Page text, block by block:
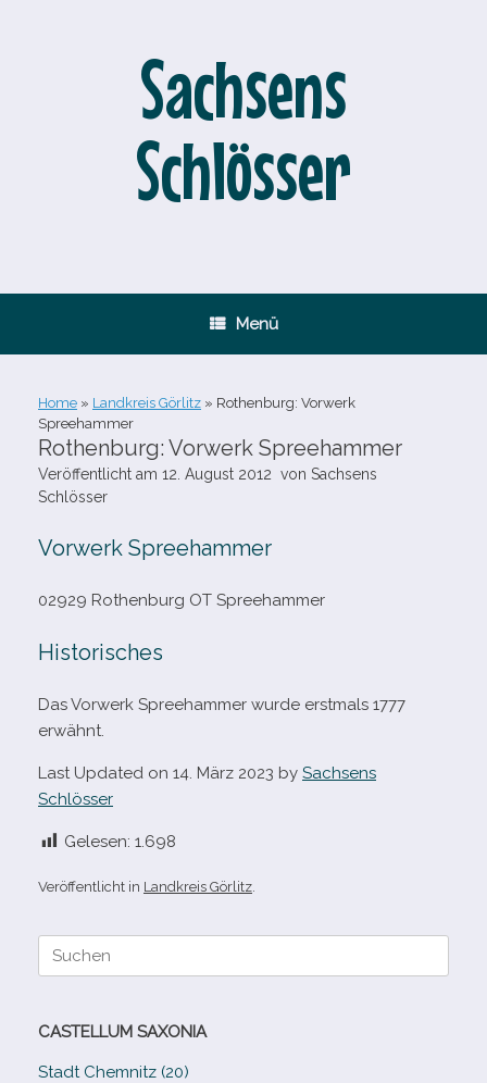
Sachsens
Schlösser
Menü
Home » Landkreis Görlitz » Rothenburg: Vorwerk
Spreehammer
Rothenburg: Vorwerk Spreehammer
Veröffentlicht am 12. August 2012 von Sachsens
Schlösser
Vorwerk Spreehammer
02929 Rothenburg OT Spreehammer
Historisches
Das Vorwerk Spreehammer wurde erst­mals 1777
erwähnt.
Last Updated on 14. März 2023 by Sachsens
Schlösser
Gelesen: 1.698
Veröffentlicht in Landkreis Görlitz
Suche
CASTELLUM SAXONIA
Stadt Chemnitz (20)